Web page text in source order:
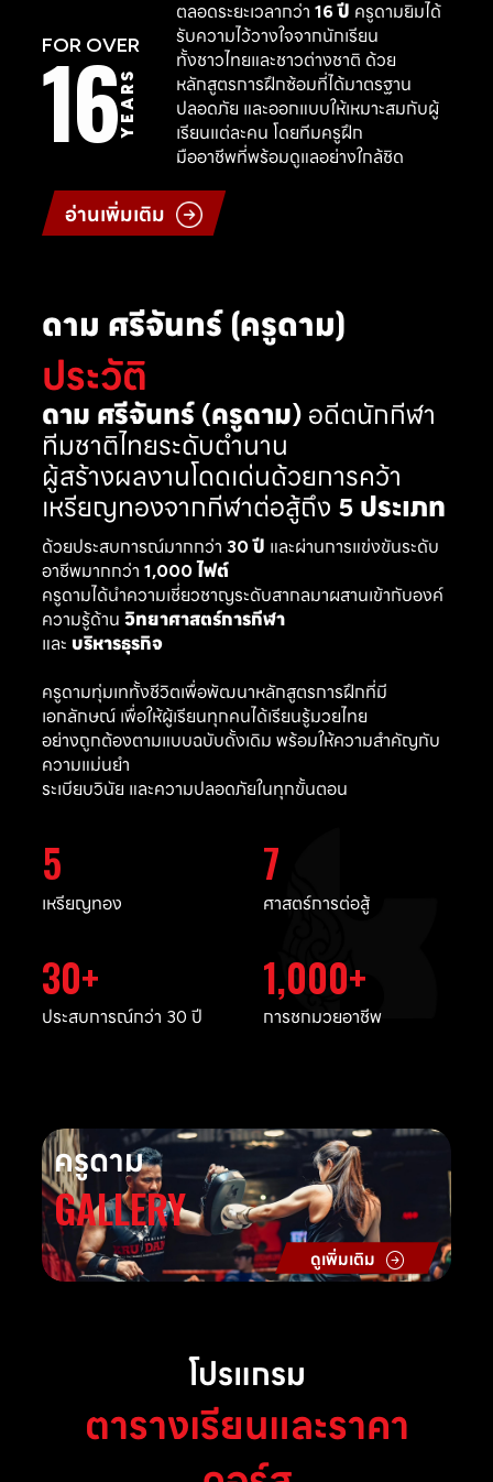
FOR OVER
16YEARS
ตลอดระยะเวลากว่า 16 ปี ครูดามยิมได้
รับความไว้วางใจจากนักเรียน
ทั้งชาวไทยและชาวต่างชาติ ด้วย
หลักสูตรการฝึกซ้อมที่ได้มาตรฐาน
ปลอดภัย และออกแบบให้เหมาะสมกับผู้
เรียนแต่ละคน โดยทีมครูฝึก
มืออาชีพที่พร้อมดูแลอย่างใกล้ชิด
อ่านเพิ่มเติม
ดาม ศรีจันทร์ (ครูดาม)
ประวัติ
ดาม ศรีจันทร์ (ครูดาม)อดีตนักกีฬา
ทีมชาติไทยระดับตำนาน
ผู้สร้างผลงานโดดเด่นด้วยการคว้า
เหรียญทองจากกีฬาต่อสู้ถึง 5 ประเภท
ด้วยประสบการณ์มากกว่า 30 ปี และผ่านการแข่งขันระดับ
อาชีพมากกว่า 1,000 ไฟต์
ครูดามได้นำความเชี่ยวชาญระดับสากลมาผสานเข้ากับองค์
ความรู้ด้าน วิทยาศาสตร์การกีฬา
และ บริหารธุรกิจ
ครูดามทุ่มเททั้งชีวิตเพื่อพัฒนาหลักสูตรการฝึกที่มี
เอกลักษณ์ เพื่อให้ผู้เรียนทุกคนได้เรียนรู้มวยไทย
อย่างถูกต้องตามแบบฉบับดั้งเดิม พร้อมให้ความสำคัญกับ
ความแม่นยำ
ระเบียบวินัย และความปลอดภัยในทุกขั้นตอน
5
เหรียญทอง
7
ศาสตร์การต่อสู้
30
ประสบการณ์กว่า 30 ปี
1,000
การชกมวยอาชีพ
ครูดาม
GALLERY
ดูเพิ่มเติม
โปรแกรม
ตารางเรียนและราคา